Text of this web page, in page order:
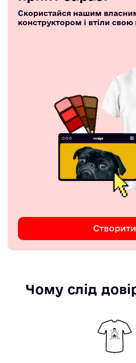
Скористайся нашим
конструктором і втіли
Створити
Чому слід